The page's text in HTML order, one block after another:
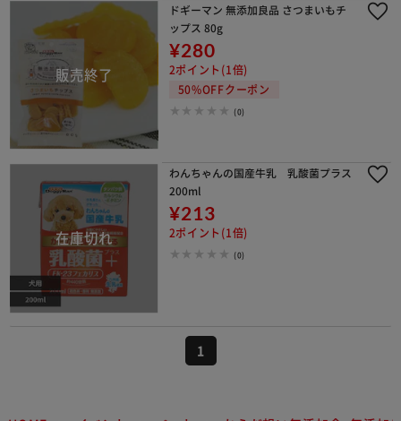
ドギーマン 無添加良品 さつまいもチ
ップス 80g
¥280
2ポイント(1倍)
50%OFFクーポン
(0)
わんちゃんの国産牛乳 乳酸菌プラス
200ml
¥213
2ポイント(1倍)
(0)
1